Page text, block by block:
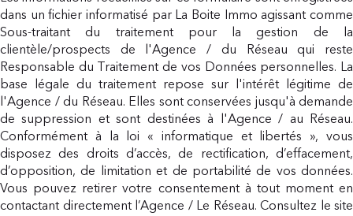
dans un fichier informatisé par La Boite Immo agissant comme
Sous-traitant du traitement pour la gestion de la
clientèle/prospects de l'Agence / du Réseau qui reste
Responsable du Traitement de vos Données personnelles. La
base légale du traitement repose sur l'intérêt légitime de
l'Agence / du Réseau. Elles sont conservées jusqu'à demande
de suppression et sont destinées à l'Agence / au Réseau.
Conformément à la loi « informatique et libertés », vous
disposez des droits d’accès, de rectification, d’effacement,
d’opposition, de limitation et de portabilité de vos données.
Vous pouvez retirer votre consentement à tout moment en
contactant directement l’Agence / Le Réseau. Consultez le site